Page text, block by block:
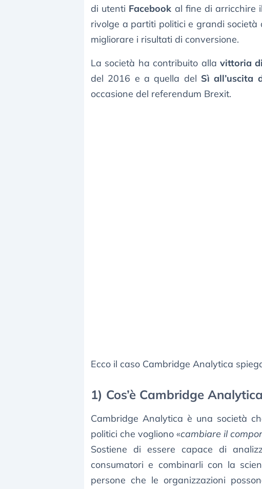
di utenti Facebook al fine di arricchire
rivolge a partiti politici e grandi
migliorare i risultati di conversione.
La società ha contribuito alla vittoria
del 2016 e a quella del Sì all’uscita
occasione del referendum Brexit.
Ecco il caso Cambridge Analytica
1) Cos’è Cambridge
Cambridge Analytica è una società
politici che vogliono «cambiare il
Sostiene di essere capace di
consumatori e combinarli con la
persone che le organizzazioni